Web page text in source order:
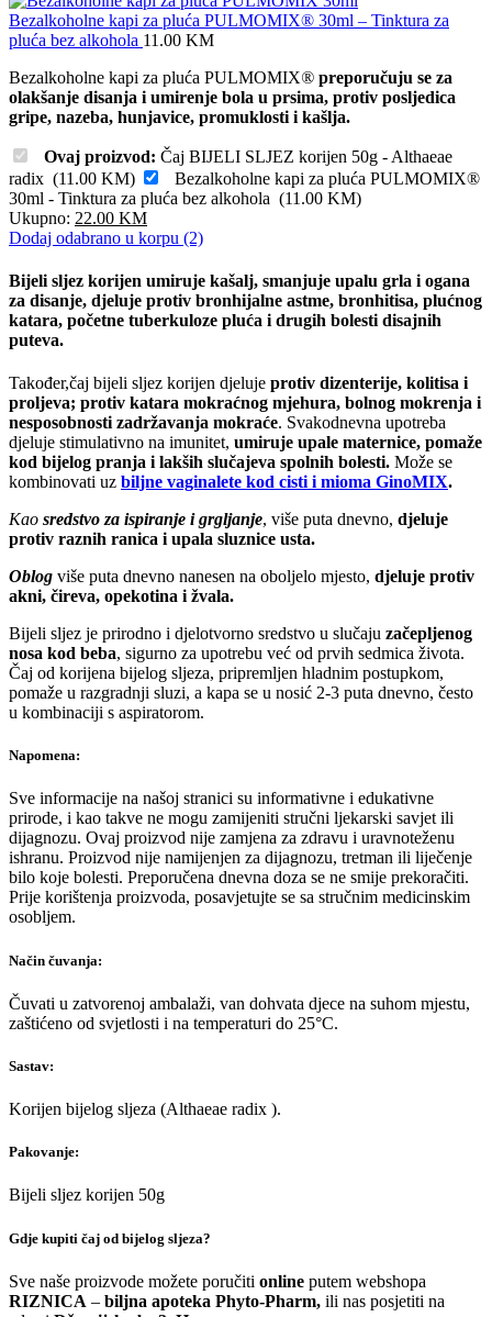
Bezalkoholne kapi za pluća PULMOMIX® 30ml – Tinktura za
pluća bez alkohola 11.00 KM
Bezalkoholne kapi za pluća PULMOMIX® preporučuju se za
olakšanje disanja i umirenje bola u prsima, protiv posljedica
gripe, nazeba, hunjavice, promuklosti i kašlja.
Ovaj proizvod: Čaj BIJELI SLJEZ korijen 50g - Althaeae
radix (11.00 KM)
Bezalkoholne kapi za pluća PULMOMIX®
30ml - Tinktura za pluća bez alkohola (11.00 KM)
Ukupno: 22.00 KM
Dodaj odabrano u korpu (2)
Bijeli sljez korijen umiruje kašalj, smanjuje upalu grla i ogana
za disanje, djeluje protiv bronhijalne astme, bronhitisa, plućnog
katara, početne tuberkuloze pluća i drugih bolesti disajnih
puteva.
Također,čaj bijeli sljez korijen djeluje protiv dizenterije, kolitisa i
proljeva; protiv katara mokraćnog mjehura, bolnog mokrenja i
nesposobnosti zadržavanja mokraće. Svakodnevna upotreba
djeluje stimulativno na imunitet, umiruje upale maternice, pomaže
kod bijelog pranja i lakših slučajeva spolnih bolesti. Može se
kombinovati uz biljne vaginalete kod cisti i mioma GinoMIX.
Kao sredstvo za ispiranje i grgljanje, više puta dnevno, djeluje
protiv raznih ranica i upala sluznice usta.
Oblog više puta dnevno nanesen na oboljelo mjesto, djeluje protiv
akni, čireva, opekotina i žvala.
Bijeli sljez je prirodno i djelotvorno sredstvo u slučaju začepljenog
nosa kod beba, sigurno za upotrebu već od prvih sedmica života.
Čaj od korijena bijelog sljeza, pripremljen hladnim postupkom,
pomaže u razgradnji sluzi, a kapa se u nosić 2-3 puta dnevno, često
u kombinaciji s aspiratorom.
Napomena:
Sve informacije na našoj stranici su informativne i edukativne
prirode, i kao takve ne mogu zamijeniti stručni ljekarski savjet ili
dijagnozu. Ovaj proizvod nije zamjena za zdravu i uravnoteženu
ishranu. Proizvod nije namijenjen za dijagnozu, tretman ili liječenje
bilo koje bolesti. Preporučena dnevna doza se ne smije prekoračiti.
Prije korištenja proizvoda, posavjetujte se sa stručnim medicinskim
osobljem.
Način čuvanja:
Čuvati u zatvorenoj ambalaži, van dohvata djece na suhom mjestu,
zaštićeno od svjetlosti i na temperaturi do 25°C.
Sastav:
Korijen bijelog sljeza (Althaeae radix ).
Pakovanje:
Bijeli sljez korijen 50g
Gdje kupiti čaj od bijelog sljeza?
Sve naše proizvode možete poručiti online putem webshopa
RIZNICA – biljna apoteka Phyto-Pharm, ili nas posjetiti na